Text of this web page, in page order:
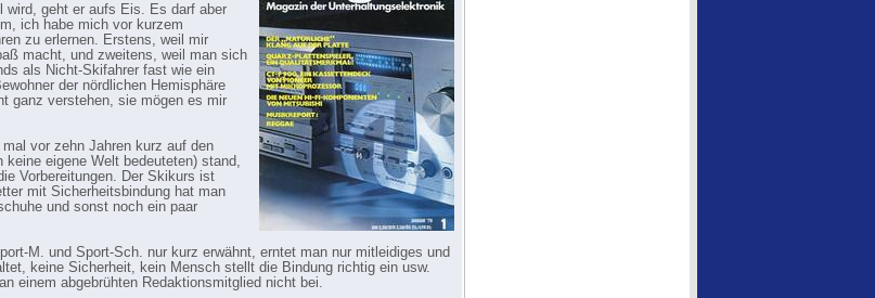
wird, geht er aufs Eis. Es darf aber
ich habe mich vor kurzem
zu erlernen. Erstens, weil mir
macht, und zweitens, weil man sich
als Nicht-Skifahrer fast wie ein
der nördlichen Hemisphäre
ganz verstehen, sie mögen es mir
vor zehn Jahren kurz auf den
keine eigene Welt bedeuteten) stand,
Vorbereitungen. Der Skikurs ist
mit Sicherheitsbindung hat man
und sonst noch ein paar
M. und Sport-Sch. nur kurz erwähnt, erntet man nur mitleidiges und
keine Sicherheit, kein Mensch stellt die Bindung richtig ein usw.
einem abgebrühten Redaktionsmitglied nicht bei.